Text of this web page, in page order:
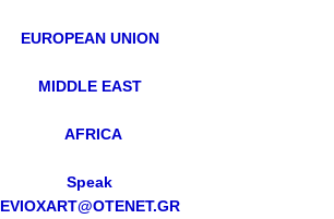
EUROPEAN UNION
MIDDLE EAST
AFRICA
Speak
EVIOXART@OTENET.GR